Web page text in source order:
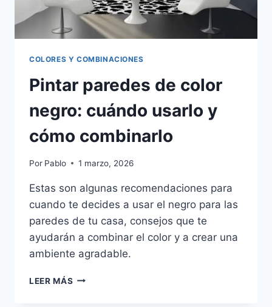
COLORES Y COMBINACIONES
Pintar paredes de color
negro: cuándo usarlo y
cómo combinarlo
Por Pablo 1 marzo, 2026
Estas son algunas recomendaciones para
cuando te decides a usar el negro para las
paredes de tu casa, consejos que te
ayudarán a combinar el color y a crear una
ambiente agradable.
LEER MÁS PINTAR